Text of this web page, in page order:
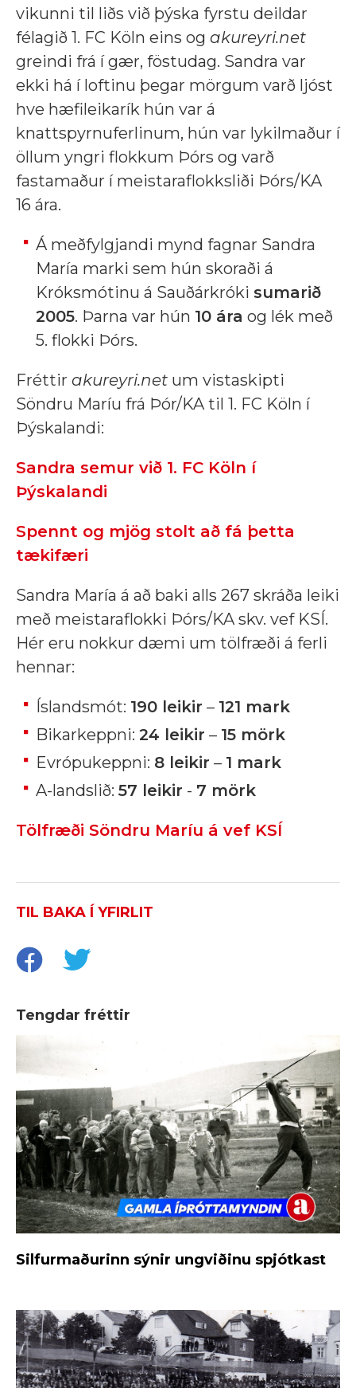
vikunni til liðs við þýska fyrstu deildar
félagið 1. FC Köln eins og akureyri.net
greindi frá í gær, föstudag. Sandra var
ekki há í loftinu þegar mörgum varð ljóst
hve hæfileikarík hún var á
knattspyrnuferlinum, hún var lykilmaður í
öllum yngri flokkum Þórs og varð
fastamaður í meistaraflokksliði Þórs/KA
16 ára.
Á meðfylgjandi mynd fagnar Sandra
María marki sem hún skoraði á
Króksmótinu á Sauðárkróki sumarið
2005. Þarna var hún 10 ára og lék með
5. flokki Þórs.
Fréttir akureyri.net um vistaskipti
Söndru Maríu frá Þór/KA til 1. FC Köln í
Þýskalandi:
Sandra semur við 1. FC Köln í
Þýskalandi
Spennt og mjög stolt að fá þetta
tækifæri
Sandra María á að baki alls 267 skráða leiki
með meistaraflokki Þórs/KA skv. vef KSÍ.
Hér eru nokkur dæmi um tölfræði á ferli
hennar:
Íslandsmót: 190 leikir – 121 mark
Bikarkeppni: 24 leikir – 15 mörk
Evrópukeppni: 8 leikir – 1 mark
A-landslið: 57 leikir - 7 mörk
Tölfræði Söndru Maríu á vef KSÍ
TIL BAKA Í YFIRLIT
Tengdar fréttir
Silfurmaðurinn sýnir ungviðinu spjótkast